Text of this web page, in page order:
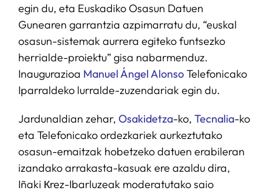
egin du, eta Euskadiko Osasun Datuen
Gunearen garrantzia azpimarratu du, “euskal
osasun-sistemak aurrera egiteko funtsezko
herrialde-proiektu” gisa nabarmenduz.
Inaugurazioa Manuel Ángel AlonsoTelefonicako
Iparraldeko lurralde-zuzendariak egin du.
Jardunaldian zehar, Osakidetza-ko, Tecnalia-ko
eta Telefonicako ordezkariek aurkeztutako
osasun-emaitzak hobetzeko datuen erabileran
izandako arrakasta-kasuak ere azaldu dira,
Iñaki Кrez-Ibarluzeak moderatutako saio